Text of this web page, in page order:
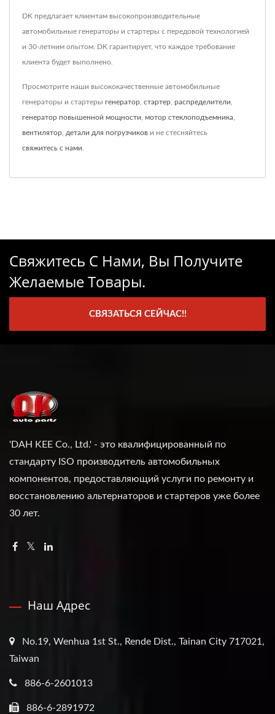
DK предлагает клиентам высокопроизводительные
автомобильные генераторы и стартеры с передовой технологией
и 30-летним опытом. DK гарантирует, что каждое требование
клиента будет выполнено.
Просмотрите наши высококачественные автомобильные
генераторы и стартеры генератор стартер распределители
генератор повышенной мощности мотор стеклоподъемника
вентилятор детали для погрузчиков и не стесняйтесь
свяжитесь с нами
Свяжитесь С Нами, Вы Получите
Желаемые Товары.
СВЯЗАТЬСЯ СЕЙЧАС!!
'DAH KEE Co., Ltd.' - это квалифицированный по
стандарту ISO производитель автомобильных
компонентов, предоставляющий услуги по ремонту и
восстановлению альтернаторов и стартеров уже более
30 лет.
Наш Адрес
No.19, Wenhua 1st St., Rende Dist., Tainan City 717021,
Taiwan
886-6-2601013
886-6-2891972